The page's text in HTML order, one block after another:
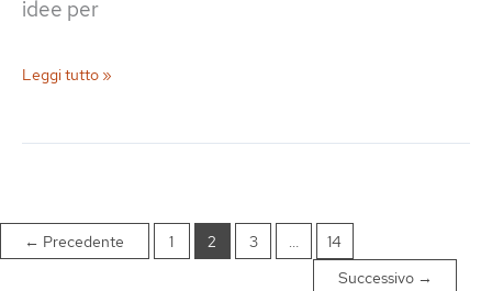
idee per
Come
le
Sospensione
Leggi tutto »
← Precedente 1 2 3 …
14
Successivo →